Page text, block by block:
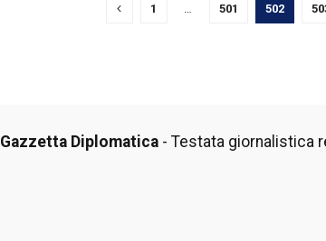
1 501 502
Gazzetta Diplomatica- Testata giornalistica